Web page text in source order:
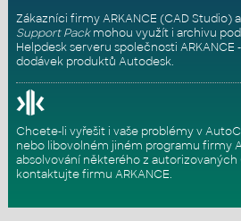
Zákazníci firmy ARKANCE (CAD Studio)
Support Packmohou využít i archivu
Helpdesk serveru společnosti
dodávek produktů Autodesk.
Chcete-li vyřešit i vaše problémy v
nebo libovolném jiném programu firmy
absolvování některého z autorizovaných
kontaktujte firmu ARKANCE.